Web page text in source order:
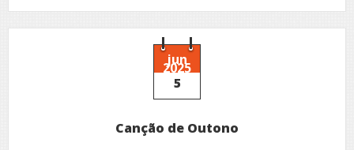
que
só
eu
ouço
jun
2025
5
Canção de Outono